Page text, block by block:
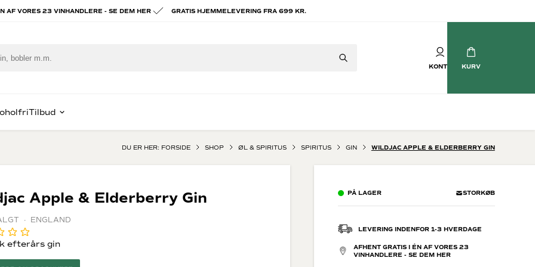
AF VORES 23 VINHANDLERE - SE DEM HER GRATIS HJEMMELEVERING FRA 699 KR.
KONTO KURV
Chablis
Alsace
Champagne
Crémant
Prosecco
Søde mousserende
& Armagnac
spiritus
to drink
Tilbud
DU ER HER: FORSIDE SHOP ØL & SPIRITUS SPIRITUS GIN WILDJAC APPLE & ELDERBERRY GIN
Apple & Elderberry Gin
· ENGLAND
efterårs gin
PÅ LAGER STORKØB
LEVERING INDENFOR 1-3 HVERDAGE
AFHENT GRATIS I ÉN AF VORES 23
VINHANDLERE - SE DEM HER